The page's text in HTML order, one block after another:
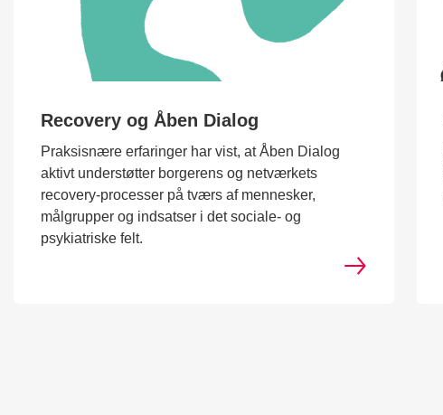
Recovery og Åben Dialog
Praksisnære erfaringer har vist, at Åben Dialog
aktivt understøtter borgerens og netværkets
recovery-processer på tværs af mennesker,
målgrupper og indsatser i det sociale- og
psykiatriske felt.